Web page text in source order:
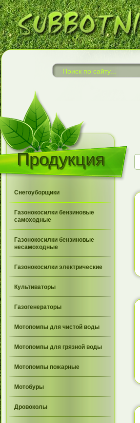
Продукция
Снегоуборщики
Газонокосилки бензиновые
самоходные
Газонокосилки бензиновые
несамоходные
Газонокосилки электрические
Культиваторы
Газогенераторы
Мотопомпы для чистой воды
Мотопомпы для грязной воды
Мотопомпы пожарные
Мотобуры
Дровоколы